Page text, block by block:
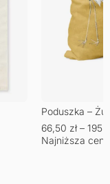
Poduszka –
66,50 zł –
Najniższa